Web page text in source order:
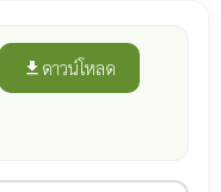
file_download ดาวน์โหลด